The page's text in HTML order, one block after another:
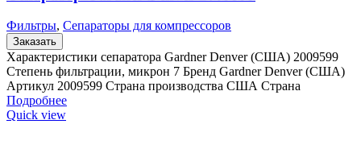
Фильтры, Сепараторы для компрессоров
Заказать
Характеристики сепаратора Gardner Denver (США) 2009599
Степень фильтрации, микрон 7 Бренд Gardner Denver (США)
Артикул 2009599 Страна производства США Страна
Подробнее
Quick view